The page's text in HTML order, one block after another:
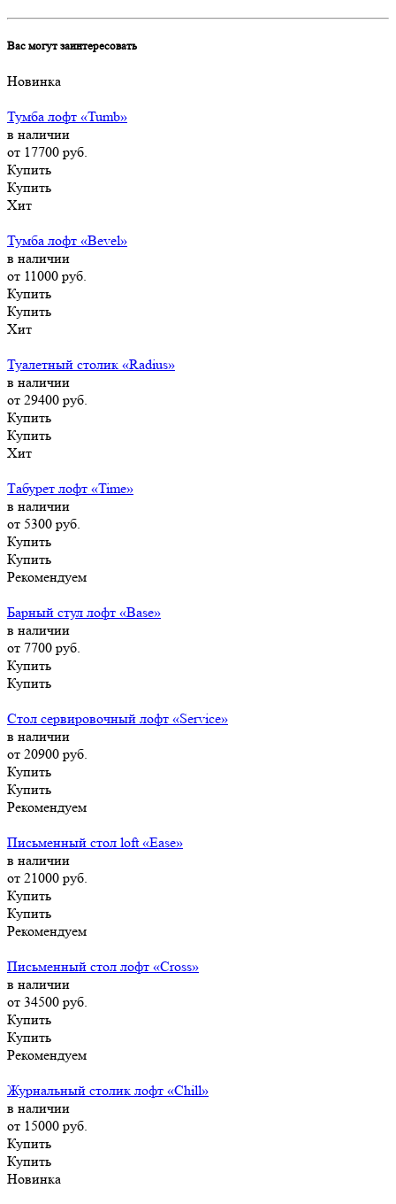
Вас могут заинтересовать
Новинка
Тумба лофт «Tumb»
в наличии
от 17700 руб.
Купить
Купить
Хит
Тумба лофт «Bevel»
в наличии
от 11000 руб.
Купить
Купить
Хит
Туалетный столик «Radius»
в наличии
от 29400 руб.
Купить
Купить
Хит
Табурет лофт «Time»
в наличии
от 5300 руб.
Купить
Купить
Рекомендуем
Барный стул лофт «Base»
в наличии
от 7700 руб.
Купить
Купить
Стол сервировочный лофт «Service»
в наличии
от 20900 руб.
Купить
Купить
Рекомендуем
Письменный стол loft «Ease»
в наличии
от 21000 руб.
Купить
Купить
Рекомендуем
Письменный стол лофт «Cross»
в наличии
от 34500 руб.
Купить
Купить
Рекомендуем
Журнальный столик лофт «Chill»
в наличии
от 15000 руб.
Купить
Купить
Новинка